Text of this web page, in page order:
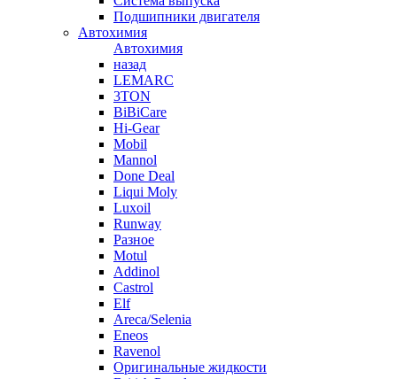
Подшипники двигателя
Автохимия
Автохимия
назад
LEMARC
3TON
BiBiCare
Hi-Gear
Mobil
Mannol
Done Deal
Liqui Moly
Luxoil
Runway
Разное
Motul
Addinol
Castrol
Elf
Areca/Selenia
Eneos
Ravenol
Оригинальные жидкости